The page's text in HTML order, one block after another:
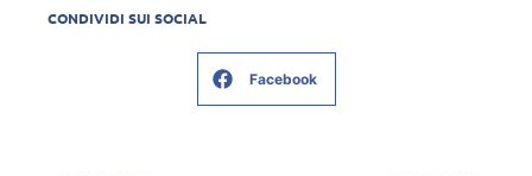
CONDIVIDI SUI SOCIAL
Facebook